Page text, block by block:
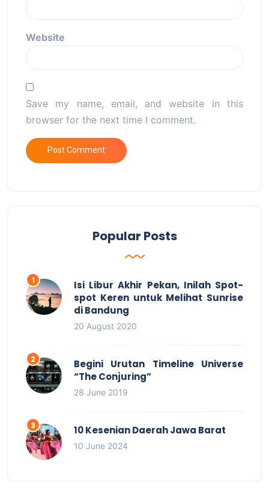
Website
Save my name, email, and website in this
browser for the next time I comment.
Popular Posts
Isi Libur Akhir Pekan, Inilah Spot-
spot Keren untuk Melihat Sunrise
di Bandung
20 August 2020
Begini Urutan Timeline Universe
“The Conjuring”
28 June 2019
10 Kesenian Daerah Jawa Barat
10 June 2024